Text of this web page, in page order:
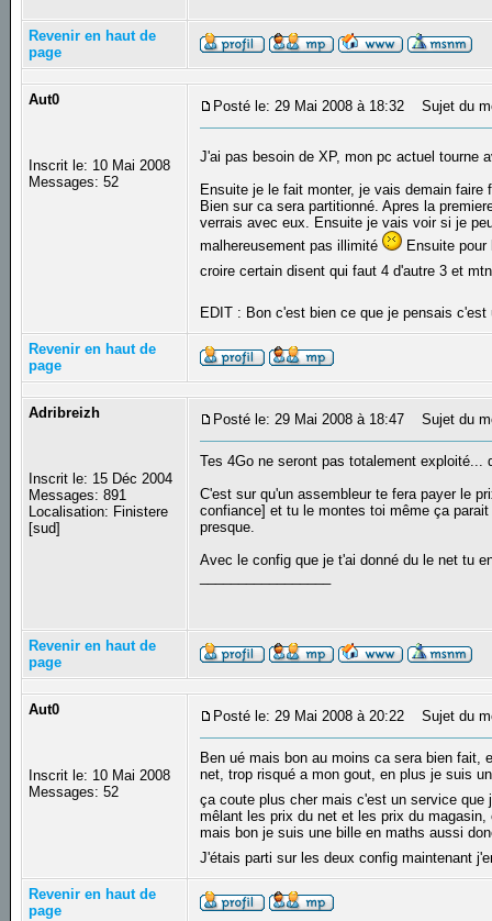
Revenir en haut de
page
Aut0
Inscrit le: 10 Mai 2008
Messages: 52
Posté le: 29 Mai 2008 à 18:32 Sujet du
J'ai pas besoin de XP, mon pc actuel tourne
Ensuite je le fait monter, je vais demain
Bien sur ca sera partitionné. Apres la
verrais avec eux. Ensuite je vais voir si je
malhereusement pas illimité
Ensuite
croire certain disent qui faut 4 d'autre 3 et
EDIT : Bon c'est bien ce que je pensais
Revenir en haut de
page
Adribreizh
Inscrit le: 15 Déc 2004
Messages: 891
Localisation: Finistere
[sud]
Posté le: 29 Mai 2008 à 18:47 Sujet du
Tes 4Go ne seront pas totalement exploité...
C'est sur qu'un assembleur te fera payer le
confiance] et tu le montes toi même ça
presque.
Avec le config que je t'ai donné du le net tu
Revenir en haut de
page
Aut0
Inscrit le: 10 Mai 2008
Messages: 52
Posté le: 29 Mai 2008 à 20:22 Sujet du
Ben ué mais bon au moins ca sera bien fait,
net, trop risqué a mon gout, en plus je suis
ça coute plus cher mais c'est un service
mêlant les prix du net et les prix du
mais bon je suis une bille en maths aussi
J'étais parti sur les deux config maintenant
Revenir en haut de
page